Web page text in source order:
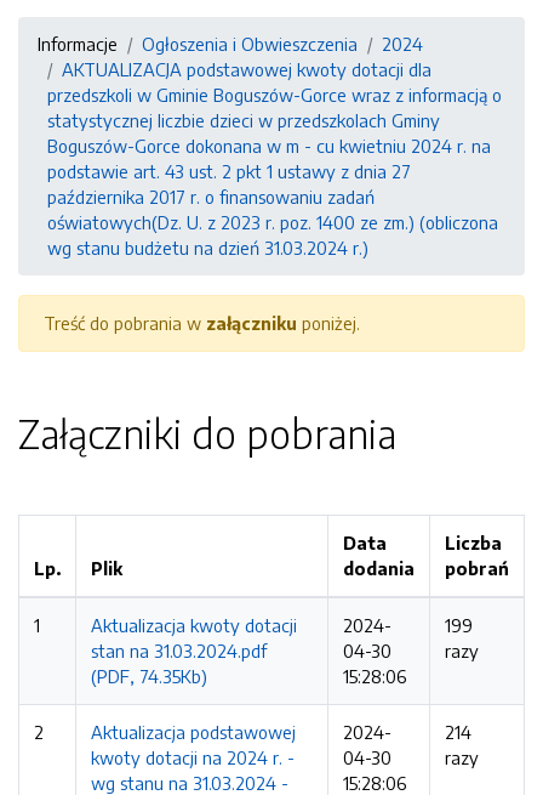
Informacje Ogłoszenia i Obwieszczenia
2024
AKTUALIZACJA podstawowej kwoty dotacji dla
przedszkoli w Gminie Boguszów-Gorce wraz z informacją o
statystycznej liczbie dzieci w przedszkolach Gminy
Boguszów-Gorce dokonana w m - cu kwietniu 2024 r. na
podstawie art. 43 ust. 2 pkt 1 ustawy z dnia 27
października 2017 r. o finansowaniu zadań
oświatowych(Dz. U. z 2023 r. poz. 1400 ze zm.) (obliczona
wg stanu budżetu na dzień 31.03.2024 r.)
Treść do pobrania w załączniku poniżej.
Załączniki do pobrania
Lp. Plik
Data
dodania
Liczba
pobrań
1
Aktualizacja kwoty dotacji
stan na 31.03.2024.pdf
(PDF, 74.35Kb)
2024-
04-30
15:28:06
199
razy
2
Aktualizacja podstawowej
kwoty dotacji na 2024 r. -
wg stanu na 31.03.2024 -
2024-
04-30
15:28:06
214
razy